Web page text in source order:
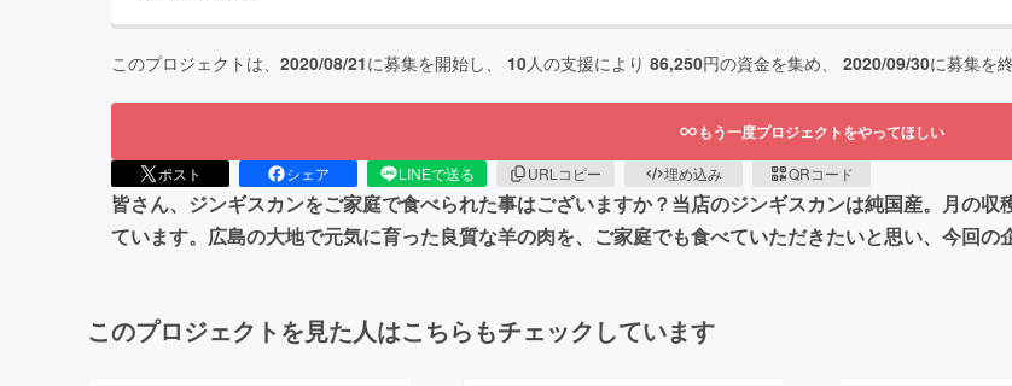
このプロジェクトは、 2020/08/21に募集を開始し、 10人の支援により 86,250円の資金を集め、 2020/09/30に募集を
もう一度プロジェクトをやってほしい
ポスト シェア LINEで送る URLコピー 埋め込み QRコード
皆さん、ジンギスカンをご家庭で食べられた事はございますか？当店のジンギスカンは純国産。月の
ています。広島の大地で元気に育った良質な羊の肉を、ご家庭でも食べていただきたいと思い、今回の
このプロジェクトを見た人はこちらもチェックしています